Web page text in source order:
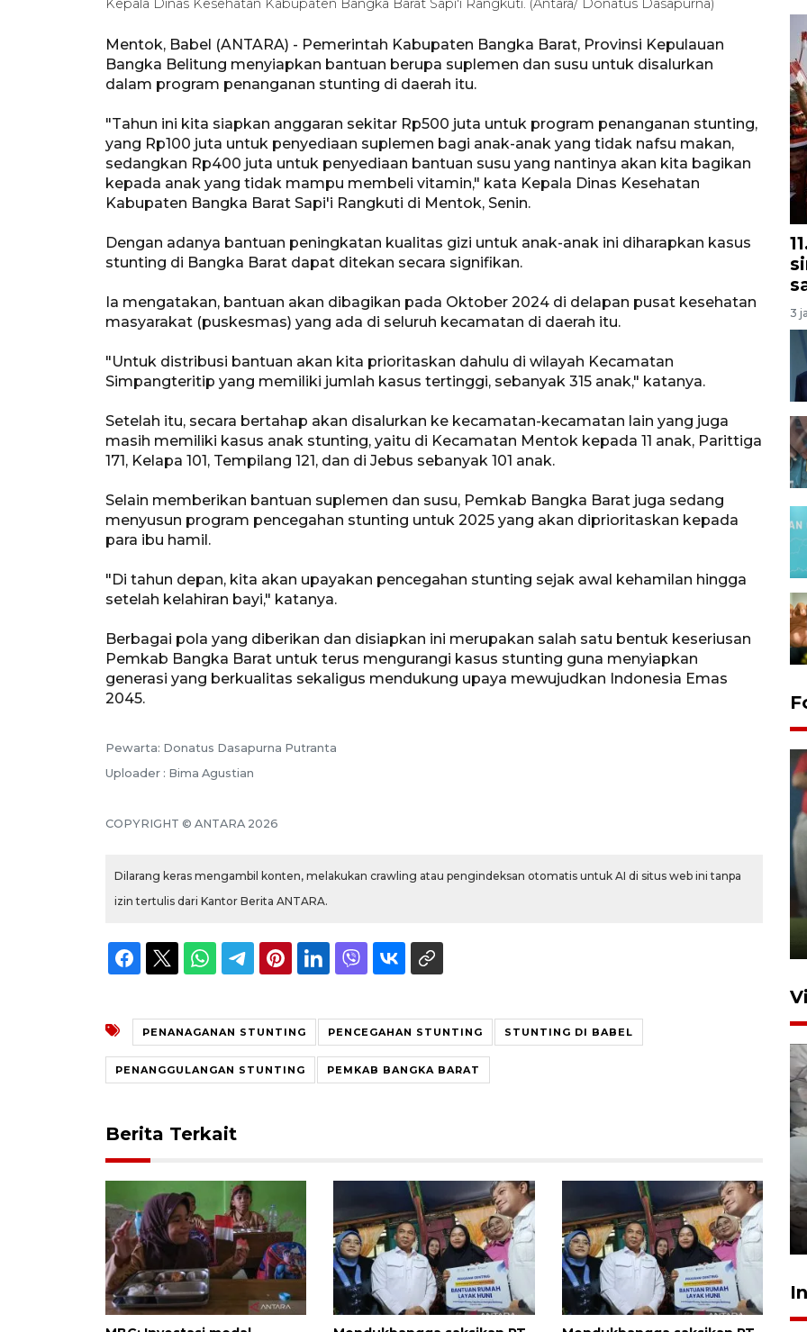
Kepala Dinas Kesehatan Kabupaten Bangka Barat Sapi'i Rangkuti. (Antara/ Donatus Dasapurna)
Mentok, Babel (ANTARA) - Pemerintah Kabupaten Bangka Barat, Provinsi Kepulauan
Bangka Belitung menyiapkan bantuan berupa suplemen dan susu untuk disalurkan
dalam program penanganan stunting di daerah itu.
"Tahun ini kita siapkan anggaran sekitar Rp500 juta untuk program penanganan stunting,
yang Rp100 juta untuk penyediaan suplemen bagi anak-anak yang tidak nafsu makan,
sedangkan Rp400 juta untuk penyediaan bantuan susu yang nantinya akan kita bagikan
kepada anak yang tidak mampu membeli vitamin," kata Kepala Dinas Kesehatan
Kabupaten Bangka Barat Sapi'i Rangkuti di Mentok, Senin.
Dengan adanya bantuan peningkatan kualitas gizi untuk anak-anak ini diharapkan kasus
stunting di Bangka Barat dapat ditekan secara signifikan.
Ia mengatakan, bantuan akan dibagikan pada Oktober 2024 di delapan pusat kesehatan
masyarakat (puskesmas) yang ada di seluruh kecamatan di daerah itu.
"Untuk distribusi bantuan akan kita prioritaskan dahulu di wilayah Kecamatan
Simpangteritip yang memiliki jumlah kasus tertinggi, sebanyak 315 anak," katanya.
Setelah itu, secara bertahap akan disalurkan ke kecamatan-kecamatan lain yang juga
masih memiliki kasus anak stunting, yaitu di Kecamatan Mentok kepada 11 anak, Parittiga
171, Kelapa 101, Tempilang 121, dan di Jebus sebanyak 101 anak.
Selain memberikan bantuan suplemen dan susu, Pemkab Bangka Barat juga sedang
menyusun program pencegahan stunting untuk 2025 yang akan diprioritaskan kepada
para ibu hamil.
"Di tahun depan, kita akan upayakan pencegahan stunting sejak awal kehamilan hingga
setelah kelahiran bayi," katanya.
Berbagai pola yang diberikan dan disiapkan ini merupakan salah satu bentuk keseriusan
Pemkab Bangka Barat untuk terus mengurangi kasus stunting guna menyiapkan
generasi yang berkualitas sekaligus mendukung upaya mewujudkan Indonesia Emas
2045.
Pewarta: Donatus Dasapurna Putranta
Uploader : Bima Agustian
COPYRIGHT © ANTARA 2026
Dilarang keras mengambil konten, melakukan crawling atau pengindeksan otomatis untuk AI di situs web ini tanpa
izin tertulis dari Kantor Berita ANTARA.
PENANAGANAN STUNTING PENCEGAHAN STUNTING STUNTING DI BABEL
PENANGGULANGAN STUNTING PEMKAB BANGKA BARAT
Berita Terkait
3
ANTARA Babel-Kanwil
siagakan air bersih hadapi
kekeringan
30 Juli 2026 18:52